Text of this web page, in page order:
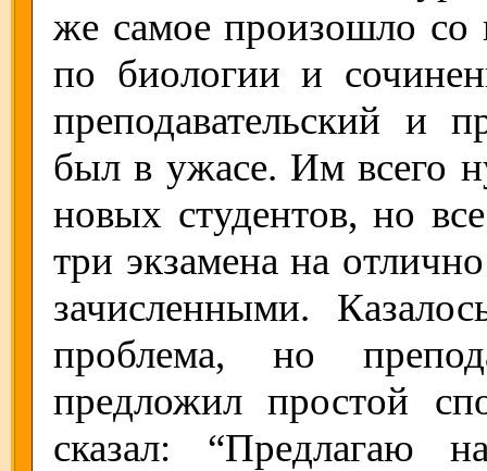
же самое произошло со
по биологии и
преподавательский и
был в ужасе. Им всего
новых студентов, но
три экзамена на
зачисленными.
проблема, но
предложил простой
сказал: “Предлагаю